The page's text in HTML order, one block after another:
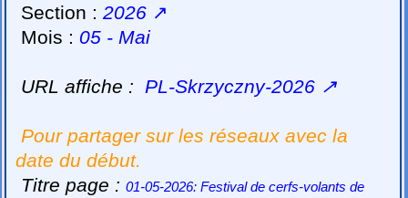
Section :2026 ↗
Mois : 05 - Mai
URL affiche : PL-Skrzyczny-2026 ↗
Pour partager sur les réseaux avec la
date du début.
Titre page :01-05-2026: Festival de cerfs-volants de